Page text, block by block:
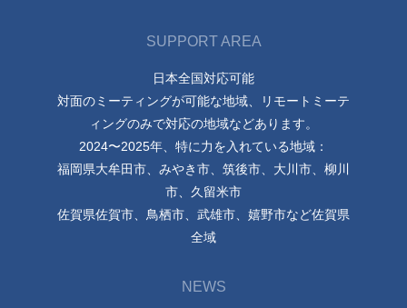
SUPPORT AREA
日本全国対応可能
対面のミーティングが可能な地域、リモートミーテ
ィングのみで対応の地域などあります。
2024〜2025年、特に力を入れている地域：
福岡県大牟田市、みやき市、筑後市、大川市、柳川
市、久留米市
佐賀県佐賀市、鳥栖市、武雄市、嬉野市など佐賀県
全域
NEWS